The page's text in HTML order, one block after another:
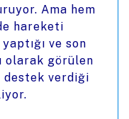
Ama hem
hareketi
ve son
olarak görülen
destek verdiği